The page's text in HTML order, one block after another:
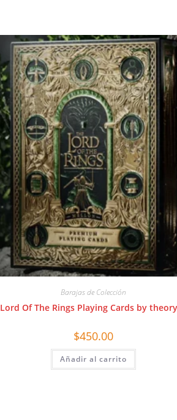
Barajas de Colección
Lord Of The Rings Playing Cards by
$450.00
Añadir al carrito